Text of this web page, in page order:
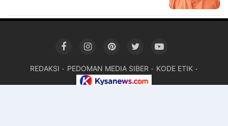
REDAKSI PEDOMAN MEDIA SIBER KODE ETIK